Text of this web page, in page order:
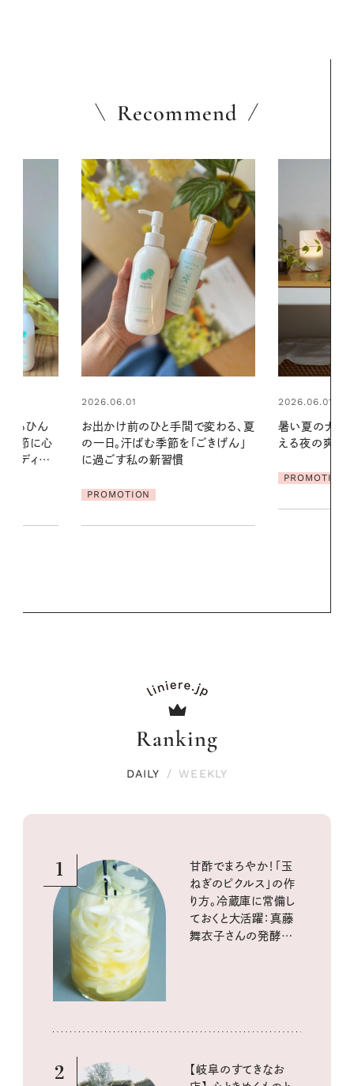
Recommend
変わる、夏
ごきげん」
2026.06.01
暑い夏のナイトルーティン。私を整
える夜の爽やかご褒美ケア
2026.07.24
夏の髪と心
る【大人気の
Ranking
DAILY / WEEKLY
1
甘酢でまろやか！「玉
ねぎのピクルス」の作
り方。冷蔵庫に常備し
ておくと大活躍：真藤
舞衣子さんの発酵と
2
【岐阜のすてきなお